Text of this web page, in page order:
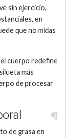
sin ejercicio,
en
que no midas
cuerpo redefine
más
de procesar
de grasa en